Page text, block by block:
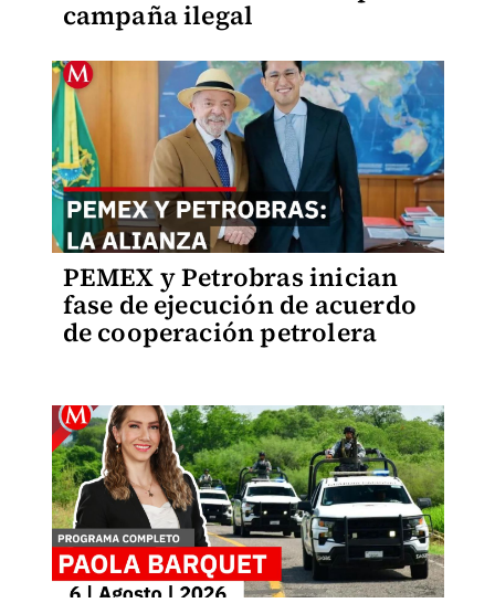
campaña ilegal
PEMEX y Petrobras inician
fase de ejecución de acuerdo
de cooperación petrolera